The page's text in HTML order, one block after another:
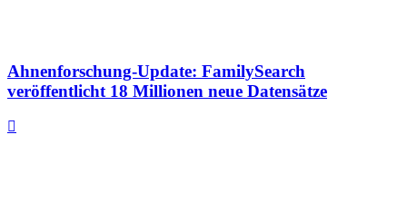
Ahnenforschung-Update: FamilySearch
veröffentlicht 18 Millionen neue Datensätze